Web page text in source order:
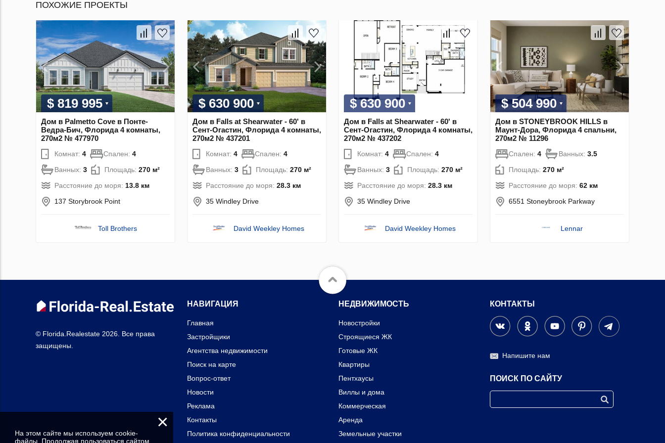
ПОХОЖИЕ ПРОЕКТЫ
$ 819 995
Дом в Palmetto Cove в Понте-
Ведра-Бич, Флорида 4 комнаты,
270м2 № 477970
Комнат: 4 Спален: 4
Ванных: 3 Площадь: 270 м²
Расстояние до моря: 13.8 км
137 Storybrook Point
Toll Brothers
$ 630 900
Дом в Falls at Shearwater - 60' в
Сент-Огастин, Флорида 4 комнаты,
270м2 № 437201
Комнат: 4 Спален: 4
Ванных: 3 Площадь: 270 м²
Расстояние до моря: 28.3 км
35 Windley Drive
David Weekley Homes
$ 630 900
Дом в Falls at Shearwater - 60' в
Сент-Огастин, Флорида 4 комнаты,
270м2 № 437202
Комнат: 4 Спален: 4
Ванных: 3 Площадь: 270 м²
Расстояние до моря: 28.3 км
35 Windley Drive
David Weekley Homes
$ 504 990
Дом в STONEYBROOK HILLS в
Маунт-Дора, Флорида 4 спальни,
270м2 № 11296
Спален: 4 Ванных: 3.5
Площадь: 270 м²
Расстояние до моря: 62 км
6551 Stoneybrook Parkway
Lennar
© Florida.Realestate 2026. Все права
защищены.
НАВИГАЦИЯ
Главная
Застройщики
Агентства недвижимости
Поиск на карте
Вопрос-ответ
Новости
Реклама
Контакты
Политика конфиденциальности
НЕДВИЖИМОСТЬ
Новостройки
Строящиеся ЖК
Готовые ЖК
Квартиры
Пентхаусы
Виллы и дома
Коммерческая
Аренда
Земельные участки
КОНТАКТЫ
Напишите нам
ПОИСК ПО САЙТУ
×
На этом сайте мы используем cookie-
файлы. Продолжая пользоваться сайтом,